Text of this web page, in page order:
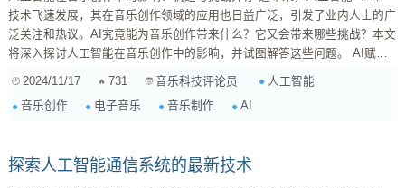
技术飞速发展，其在音乐创作领域的应用也日益广泛，引发了业内人士的广
泛关注和热议。AI究竟能为音乐创作带来什么？它又会带来哪些挑战？本文
将深入探讨人工智能在音乐创作中的影响，并试图解答这些问题。 AI赋能
间，提高效率。对于一些需要大量背景音乐的项目，例...
2024/11/17 731 音乐科技评论员
人工智能
音乐创作
电子音乐 音乐制作 AI
探索人工智能通信系统的最新技术